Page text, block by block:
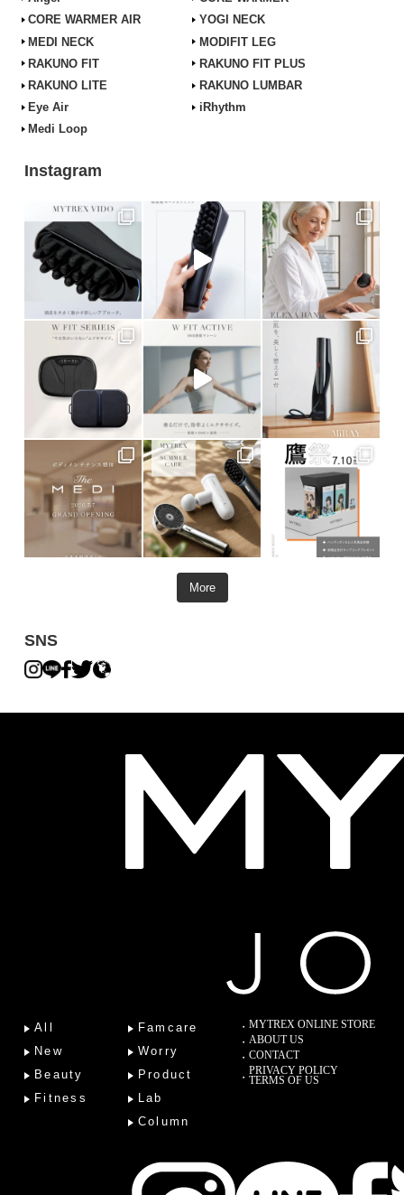
CORE WARMER AIR
YOGI NECK
MEDI NECK
MODIFIT LEG
RAKUNO FIT
RAKUNO FIT PLUS
RAKUNO LITE
RAKUNO LUMBAR
Eye Air
iRhythm
Medi Loop
Instagram
More
SNS
All
New
Beauty
Fitness
Famcare
Worry
Product
Lab
Column
MYTREX ONLINE STORE
ABOUT US
CONTACT
PRIVACY POLICY
TERMS OF US